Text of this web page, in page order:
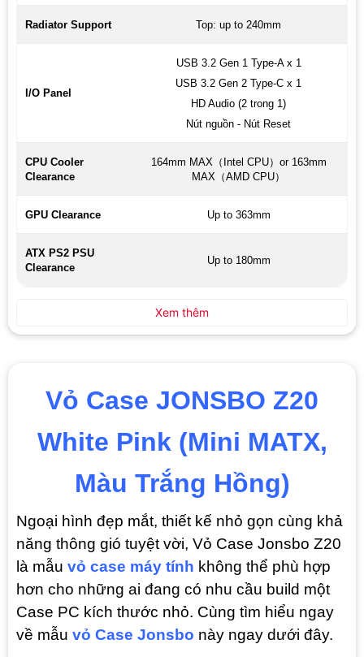
Vỏ Case JONSBO Z20
White Pink (Mini MATX,
Màu Trắng Hồng)
Ngoại hình đẹp mắt, thiết kế nhỏ gọn cùng khả
năng thông gió tuyệt vời, Vỏ Case Jonsbo Z20
là mẫu vỏ case máy tính không thể phù hợp
hơn cho những ai đang có nhu cầu build một
Case PC kích thước nhỏ. Cùng tìm hiểu ngay
về mẫu vỏ Case Jonsbo này ngay dưới đây.
Radiator Support Top: up to 240mm
I/O Panel
USB 3.2 Gen 1 Type-A x 1
USB 3.2 Gen 2 Type-C x 1
HD Audio (2 trong 1)
Nút nguồn - Nút Reset
CPU Cooler
Clearance
164mm MAX（Intel CPU）or 163mm
MAX（AMD CPU）
GPU Clearance Up to 363mm
ATX PS2 PSU
Clearance
Up to 180mm
Xem thêm